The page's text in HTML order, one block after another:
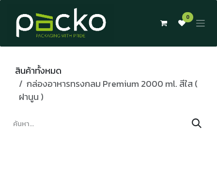
Skip to Content
0
สินค้าทั้งหมด
กล่องอาหารทรงกลม Premium 2000 ml. สีใส (
ฝานูน )